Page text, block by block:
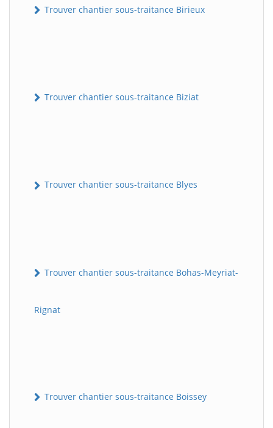
Trouver chantier sous-traitance Birieux
Trouver chantier sous-traitance Biziat
Trouver chantier sous-traitance Blyes
Trouver chantier sous-traitance Bohas-Meyriat-
Rignat
Trouver chantier sous-traitance Boissey